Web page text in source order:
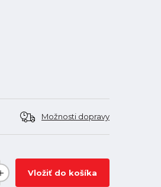
Možnosti dopravy
Vložiť do košíka